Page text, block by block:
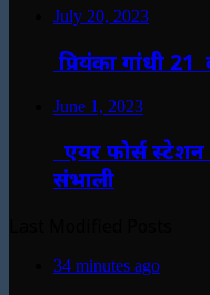
July 20, 2023
प्रियंका गांधी 21
June 1, 2023
एयर फोर्स
संभाली
34 minutes ago